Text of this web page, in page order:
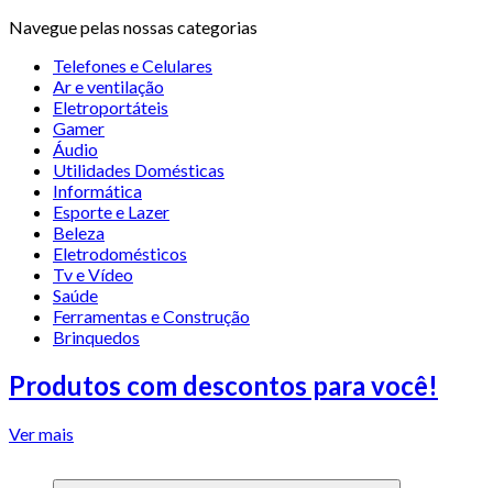
Navegue pelas nossas categorias
Telefones e Celulares
Ar e ventilação
Eletroportáteis
Gamer
Áudio
Utilidades Domésticas
Informática
Esporte e Lazer
Beleza
Eletrodomésticos
Tv e Vídeo
Saúde
Ferramentas e Construção
Brinquedos
Produtos com descontos para você!
Ver mais